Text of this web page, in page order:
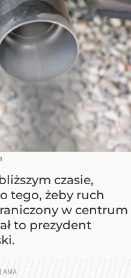
czasie,
tego, żeby ruch
w centrum
to prezydent